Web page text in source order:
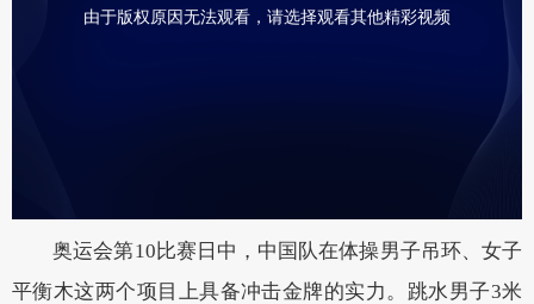
由于版权原因无法观看，请选择观看其他精彩视频
奥运会第10比赛日中，中国队在体操男子吊环、女子
平衡木这两个项目上具备冲击金牌的实力。跳水男子3米